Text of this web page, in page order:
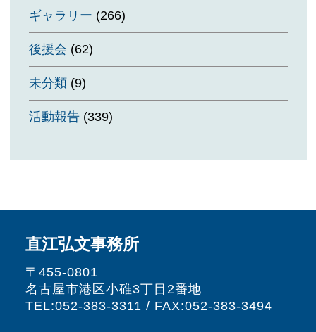
ギャラリー (266)
後援会 (62)
未分類(9)
活動報告(339)
直江弘文事務所
〒455-0801
名古屋市港区小碓3丁目2番地
TEL:052-383-3311 / FAX:052-383-3494